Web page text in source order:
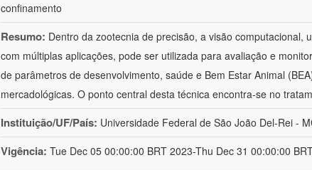
confinamento
Resumo: Dentro da zootecnia de precisão, a visão computacional,
com múltiplas aplicações, pode ser utilizada para avaliação e
de parâmetros de desenvolvimento, saúde e Bem Estar Animal
mercadológicas. O ponto central desta técnica encontra-se no
Instituição/UF/País: Universidade Federal de São João Del-Rei -
Vigência: Tue Dec 05 00:00:00 BRT 2023-Thu Dec 31 00:00:00